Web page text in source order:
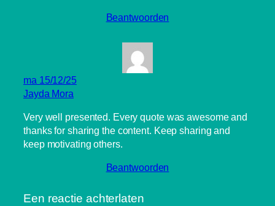
Beantwoorden
ma 15/12/25
Jayda Mora
Very well presented. Every quote was awesome and
thanks for sharing the content. Keep sharing and
keep motivating others.
Beantwoorden
Een reactie achterlaten